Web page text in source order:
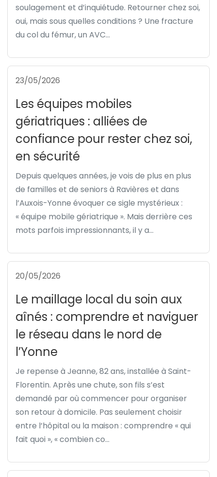
soulagement et d’inquiétude. Retourner chez soi,
oui, mais sous quelles conditions ? Une fracture
du col du fémur, un AVC...
23/05/2026
Les équipes mobiles
gériatriques : alliées de
confiance pour rester chez soi,
en sécurité
Depuis quelques années, je vois de plus en plus
de familles et de seniors à Ravières et dans
l’Auxois-Yonne évoquer ce sigle mystérieux :
« équipe mobile gériatrique ». Mais derrière ces
mots parfois impressionnants, il y a...
20/05/2026
Le maillage local du soin aux
aînés : comprendre et naviguer
le réseau dans le nord de
l’Yonne
Je repense à Jeanne, 82 ans, installée à Saint-
Florentin. Après une chute, son fils s’est
demandé par où commencer pour organiser
son retour à domicile. Pas seulement choisir
entre l’hôpital ou la maison : comprendre « qui
fait quoi », « combien co...